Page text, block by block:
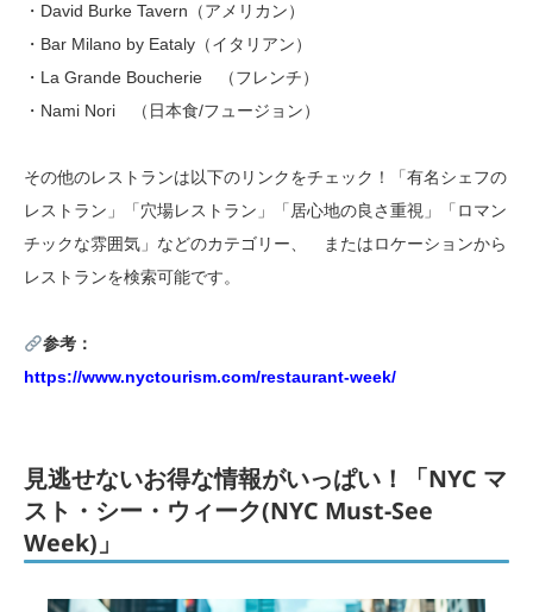
・David Burke Tavern（アメリカン）
・Bar Milano by Eataly（イタリアン）
・La Grande Boucherie （フレンチ）
・Nami Nori （日本食/フュージョン）
その他のレストランは以下のリンクをチェック！「有名シェフの
レストラン」「穴場レストラン」「居心地の良さ重視」「ロマン
チックな雰囲気」などのカテゴリー、 またはロケーションから
レストランを検索可能です。
参考：
https://www.nyctourism.com/restaurant-week/
見逃せないお得な情報がいっぱい！「NYC マ
スト・シー・ウィーク(NYC Must-See
Week)」